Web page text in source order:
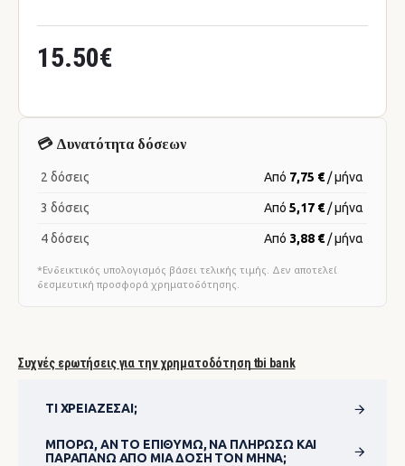
15.50€
Συχνές ερωτήσεις για την χρηματοδότηση tbi bank
ΤΙ ΧΡΕΙΆΖΕΣΑΙ;
ΜΠΟΡΏ, ΑΝ ΤΟ ΕΠΙΘΥΜΏ, ΝΑ ΠΛΗΡΏΣΩ ΚΑΙ
ΠΑΡΑΠΆΝΩ ΑΠΌ ΜΊΑ ΔΌΣΗ ΤΟΝ ΜΉΝΑ;
💳 Δυνατότητα δόσεων
2 δόσεις Από 7,75 € / μήνα
3 δόσεις Από 5,17 € / μήνα
4 δόσεις Από 3,88 € / μήνα
*Ενδεικτικός υπολογισμός βάσει τελικής τιμής. Δεν αποτελεί
δεσμευτική προσφορά χρηματοδότησης.